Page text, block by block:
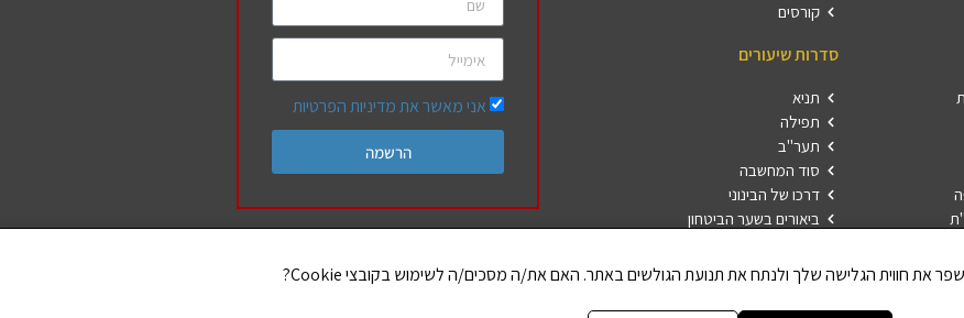
קורסים
סדרות שיעורים
תניא
תפילה
תער"ב
סוד המחשבה
דרכו של הבינוני
ביאורים בשער הביטחון
אני מאשר את מדיניות הפרטיות
הרשמה